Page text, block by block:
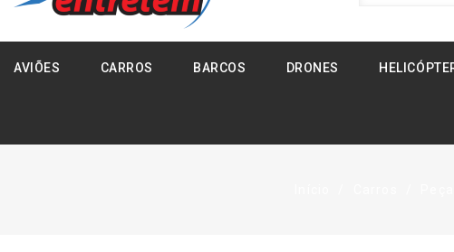
AVIÕES CARROS BARCOS DRONES